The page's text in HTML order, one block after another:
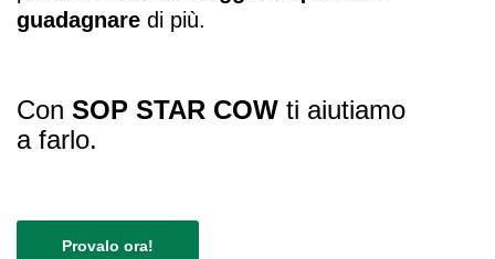
guadagnare di più.
Con SOP STAR COW ti aiutiamo
a farlo.
Provalo ora!